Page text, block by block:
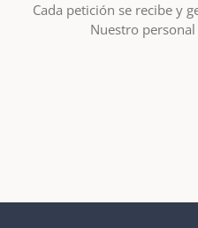
Cada petición se recibe y
Nuestro